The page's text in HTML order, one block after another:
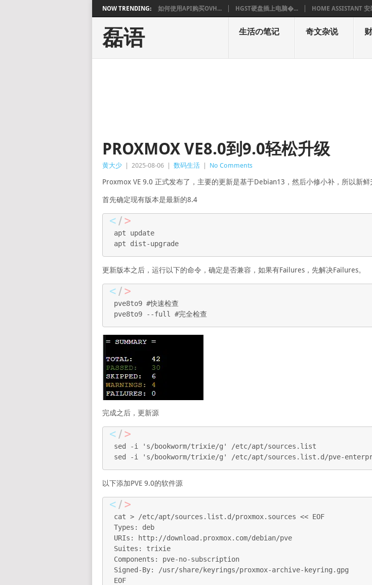
NOW TRENDING: 如何使用API购买OVH... HGST硬盘插上电脑�... HOME ASSISTANT
磊语 生活の笔记 奇文杂说
PROXMOX VE8.0到9.0轻松升级
黄大少 2025-08-06 数码生活 No Comments
Proxmox VE 9.0 正式发布了，主要的更新是基于Debian13，然后小修小补，所以新鲜
首先确定现有版本是最新的8.4
apt update
apt dist-upgrade
更新版本之后，运行以下的命令，确定是否兼容，如果有Failures，先解决Failures。
pve8to9 #快速检查
pve8to9 --full #完全检查
完成之后，更新源
sed -i 's/bookworm/trixie/g' /etc/apt/sources.list
sed -i 's/bookworm/trixie/g' /etc/apt/sources.list.d/pve-
以下添加PVE 9.0的软件源
cat > /etc/apt/sources.list.d/proxmox.sources << EOF
Types: deb
URIs: http://download.proxmox.com/debian/pve
Suites: trixie
Components: pve-no-subscription
Signed-By: /usr/share/keyrings/proxmox-archive-keyring.gpg
EOF